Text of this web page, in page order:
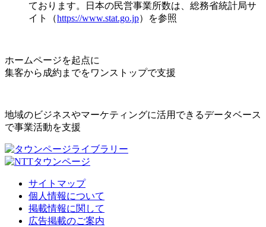
ております。日本の民営事業所数は、総務省統計局サ
イト（https://www.stat.go.jp）を参照
ホームページを起点に
集客から成約までをワンストップで支援
地域のビジネスやマーケティングに活用できるデータベース
で事業活動を支援
サイトマップ
個人情報について
掲載情報に関して
広告掲載のご案内